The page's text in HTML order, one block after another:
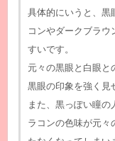
具体的にいうと、黒
コンやダークブラ
すいです。
元々の黒眼と白眼と
黒眼の印象を強く見
また、黒っぽい瞳
ラコンの色味が元々